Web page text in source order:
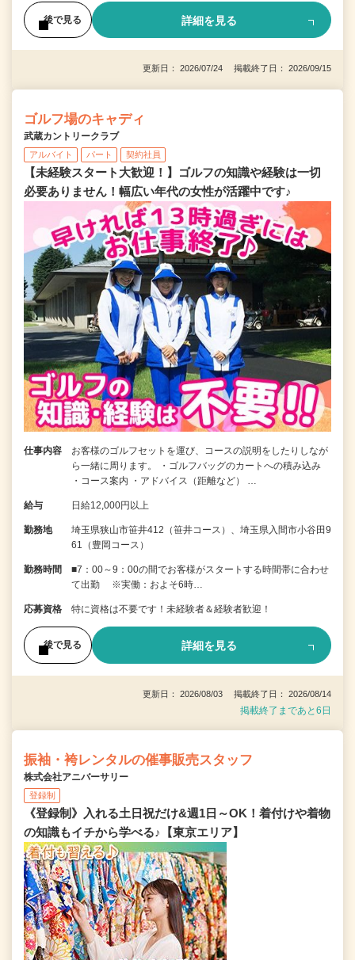
後で見る 詳細を見る
更新日： 2026/07/24 掲載終了日： 2026/09/15
ゴルフ場のキャディ
武蔵カントリークラブ
アルバイト パート 契約社員
【未経験スタート大歓迎！】ゴルフの知識や経験は一切
必要ありません！幅広い年代の女性が活躍中です♪
仕事内容
お客様のゴルフセットを運び、コースの説明をしたりしなが
ら一緒に周ります。 ・ゴルフバッグのカートへの積み込み
・コース案内 ・アドバイス（距離など） …
給与 日給12,000円以上
勤務地
埼玉県狭山市笹井412（笹井コース）、埼玉県入間市小谷田9
61（豊岡コース）
勤務時間
■7：00～9：00の間でお客様がスタートする時間帯に合わせ
て出勤 ※実働：およそ6時…
応募資格 特に資格は不要です！未経験者＆経験者歓迎！
後で見る 詳細を見る
更新日： 2026/08/03 掲載終了日： 2026/08/14
掲載終了まであと6日
振袖・袴レンタルの催事販売スタッフ
株式会社アニバーサリー
登録制
《登録制》入れる土日祝だけ&週1日～OK！着付けや着物
の知識もイチから学べる♪【東京エリア】